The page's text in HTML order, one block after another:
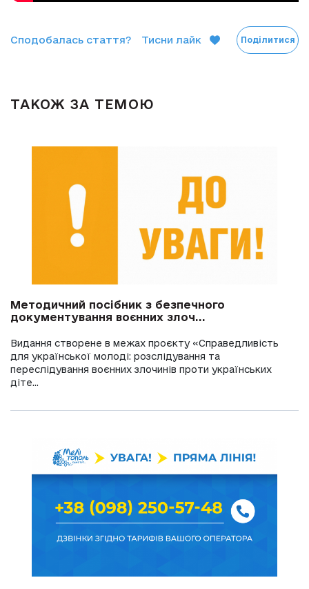
Сподобалась стаття? Тисни лайк Поділитися
ТАКОЖ ЗА ТЕМОЮ
Методичний посібник з безпечного
документування воєнних злоч...
Видання створене в межах проєкту «Справедливість
для української молоді: розслідування та
переслідування воєнних злочинів проти українських
діте...